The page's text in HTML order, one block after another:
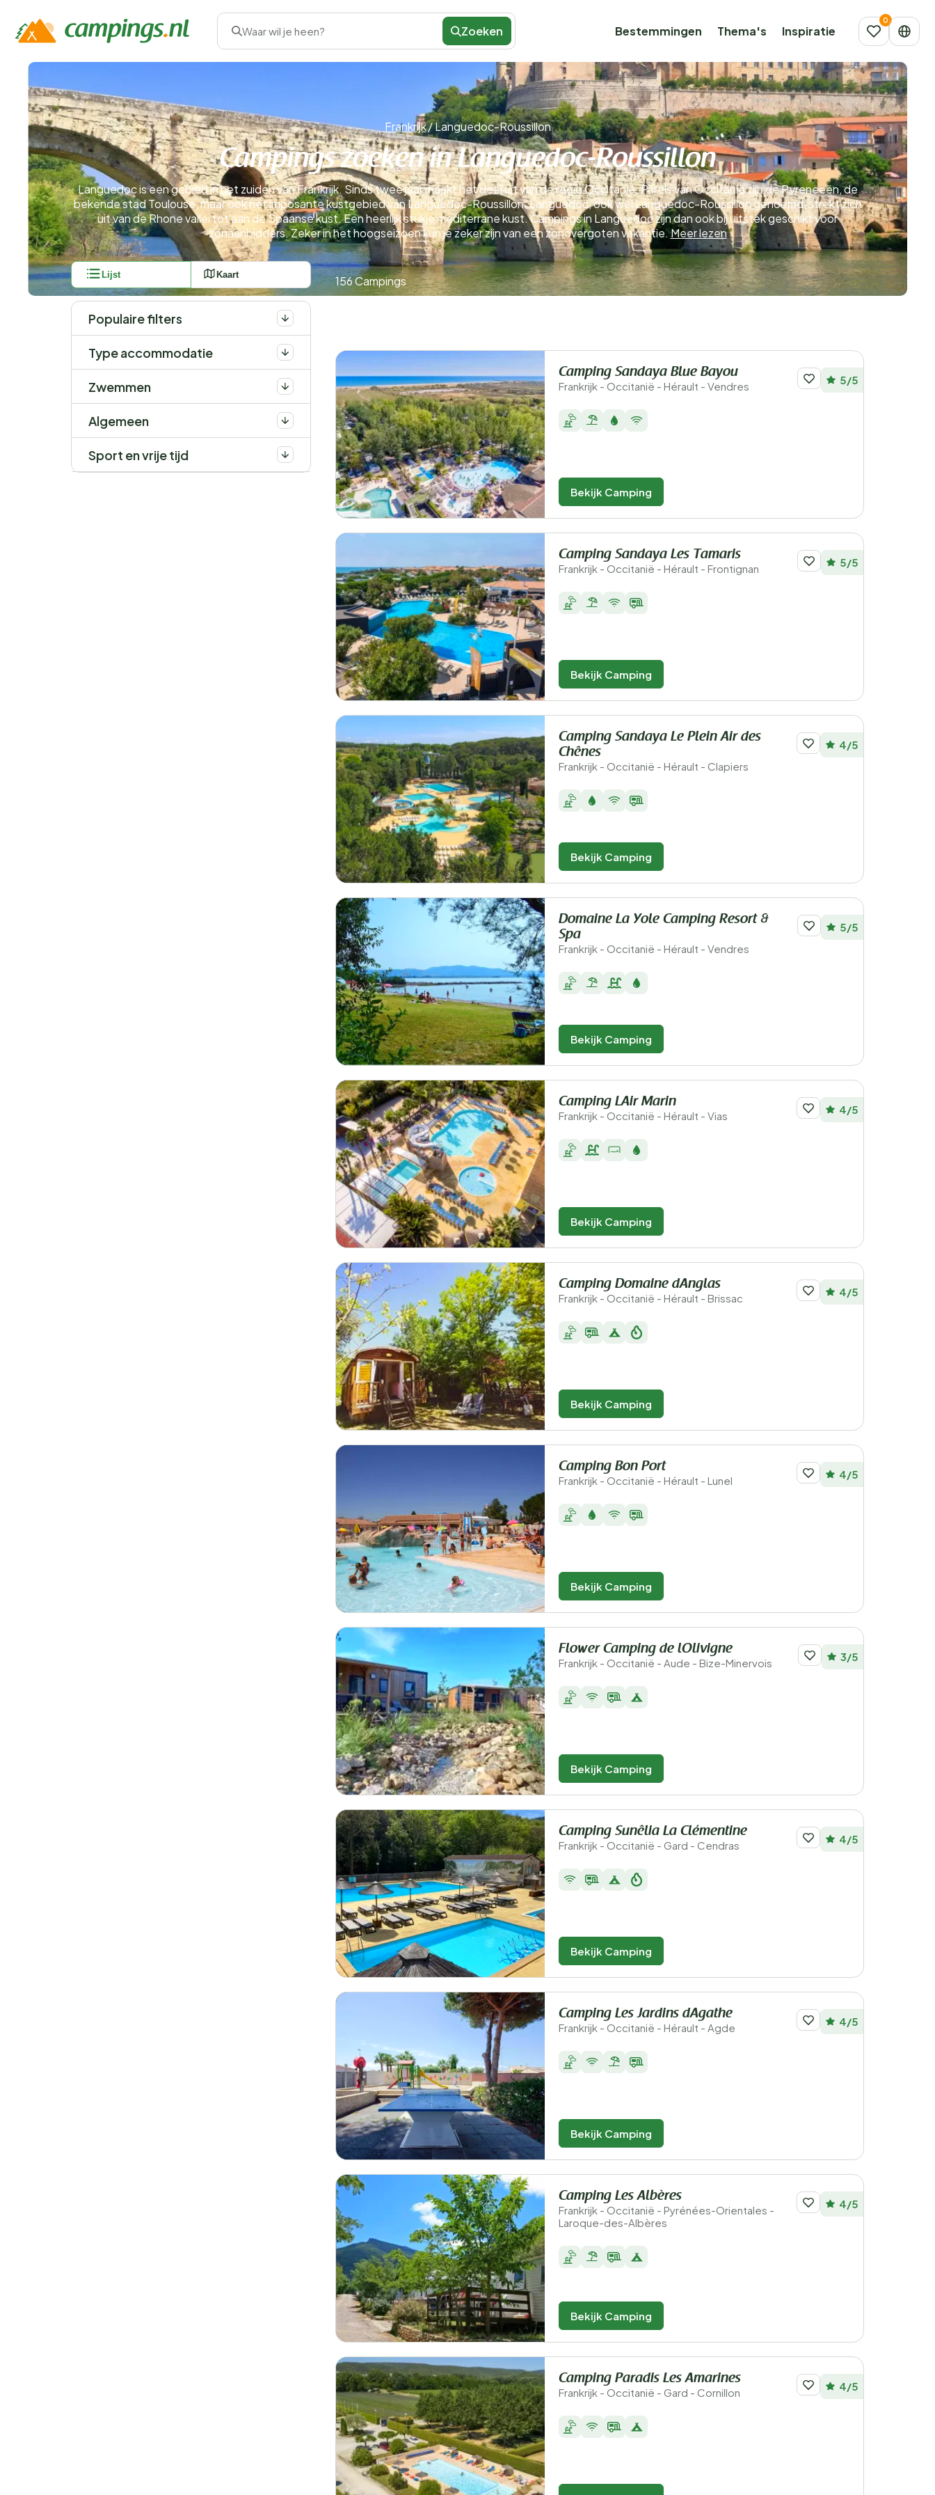
Waar wil je heen? Zoeken Bestemmingen Thema's Inspiratie
Frankrijk/Languedoc-Roussillon
Campings zoeken in Languedoc-Roussillon
Languedoc is een gebied in het zuiden van Frankrijk. Sinds twee jaar maakt het deel uit van de regio Occitanië. Parels van Occitanië zijn de Pyreneeën, de
bekende stad Toulouse, maar ook het imposante kustgebied van Languedoc-Roussillon. Languedoc, ook wel Languedoc-Roussillon genoemd, strekt zich
uit van de Rhone vallei tot aan de Spaanse kust. Een heerlijk stukje mediterrane kust. Campings in Languedoc zijn dan ook bij uitstek geschikt voor
zonaanbidders. Zeker in het hoogseizoen kun je zeker zijn van een zonovergoten vakantie.Meer lezen
Lijst Kaart
Populaire filters
Type accommodatie
Zwemmen
Algemeen
Sport en vrije tijd
156 Campings
Camping Sandaya Blue Bayou
Frankrijk - Occitanië - Hérault - Vendres 5/5
Bekijk Camping
Camping Sandaya Les Tamaris
Frankrijk - Occitanië - Hérault - Frontignan 5/5
Bekijk Camping
Camping Sandaya Le Plein Air des
Chênes
Frankrijk - Occitanië - Hérault - Clapiers
4/5
Bekijk Camping
Domaine La Yole Camping Resort &
Spa
Frankrijk - Occitanië - Hérault - Vendres
5/5
Bekijk Camping
Camping LAir Marin
Frankrijk - Occitanië - Hérault - Vias 4/5
Bekijk Camping
Camping Domaine dAnglas
Frankrijk - Occitanië - Hérault - Brissac 4/5
Bekijk Camping
Camping Bon Port
Frankrijk - Occitanië - Hérault - Lunel 4/5
Bekijk Camping
Flower Camping de lOlivigne
Frankrijk - Occitanië - Aude - Bize-Minervois 3/5
Bekijk Camping
Camping Sunêlia La Clémentine
Frankrijk - Occitanië - Gard - Cendras 4/5
Bekijk Camping
Camping Les Jardins dAgathe
Frankrijk - Occitanië - Hérault - Agde 4/5
Bekijk Camping
Camping Les Albères
Frankrijk - Occitanië - Pyrénées-Orientales -
Laroque-des-Albères
4/5
Bekijk Camping
Camping Paradis Les Amarines
Frankrijk - Occitanië - Gard - Cornillon 4/5